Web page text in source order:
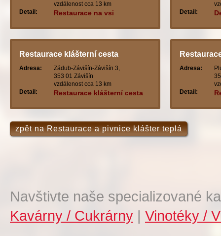
vzdálenost cca 13 km
Detail:
Restaurace na vsi
Detail:
Restaurace klášterní cesta
Adresa:
Zádub-Závišín-Závišín 3,
353 01 Závišín
vzdálenost cca 13 km
Detail:
Restaurace klášterní cesta
Adresa:
Detail:
zpět na Restaurace a pivnice klášter teplá
Navštivte naše specializované
Kavárny / Cukrárny | Vinotéky /